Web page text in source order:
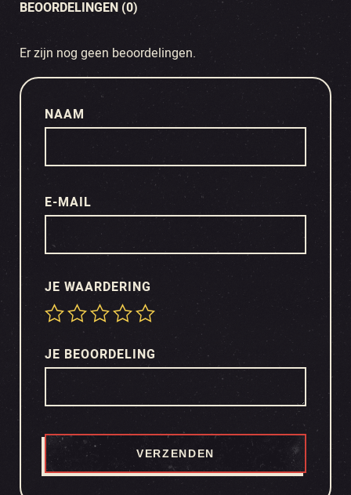
BEOORDELINGEN (0)
Er zijn nog geen beoordelingen.
JE WAARDERING
JE BEOORDELING
NAAM
E-MAIL